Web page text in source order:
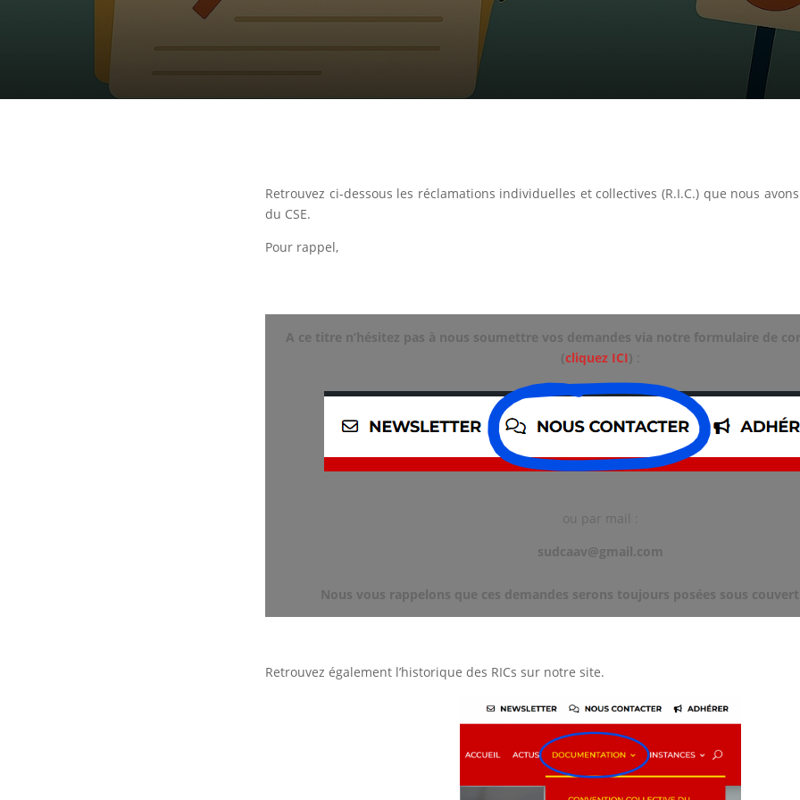
Retrouvez ci-dessous les réclamations individuelles et collectives (R.I.C.) que nous
du CSE.
Pour rappel,
A ce titre n’hésitez pas à nous soumettre vos demandes via notre formulaire de
(cliquez ICI)
ou par mail :
sudcaav@gmail.com
Nous vous rappelons que ces demandes serons toujours posées sous
Retrouvez également l’historique des RICs sur notre site.